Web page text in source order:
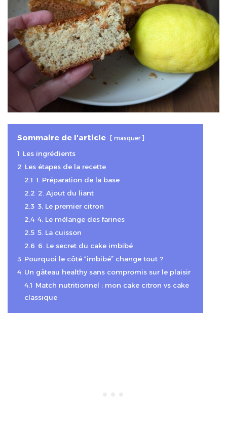
Sommaire de l'article masquer
1 Les ingrédients
2 Les étapes de la recette
2.1 1. Préparation de la base
2.2 2. Ajout du liant
2.3 3. Le premier citron
2.4 4. Le mélange des farines
2.5 5. La cuisson
2.6 6. Le secret du cake imbibé
3 Pourquoi le côté “imbibé” change tout ?
4 Un gâteau healthy sans compromis sur le plaisir
4.1 Match nutritionnel : mon cake citron vs cake
classique